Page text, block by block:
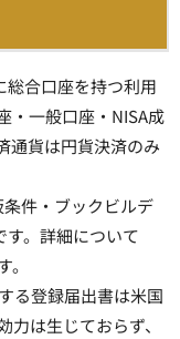
総合口座を持つ利用
・一般口座・NISA成
通貨は円貨決済のみ
件・ブックビルデ
す。詳細について
る登録届出書は米国
は生じておらず、